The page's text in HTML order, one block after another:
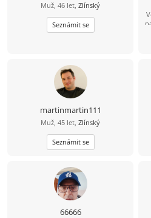
Muž, 46 let, Zlínský
Seznámit se
martinmartin111
Muž, 45 let, Zlínský
Seznámit se
66666